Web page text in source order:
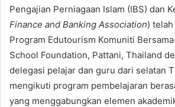
Pengajian Perniagaan Islam (IBS) dan
Finance and Banking Association)
Program Edutourism Komuniti
School Foundation, Pattani, Thailand
delegasi pelajar dan guru dari selatan
mengikuti program pembelajaran
yang menggabungkan elemen